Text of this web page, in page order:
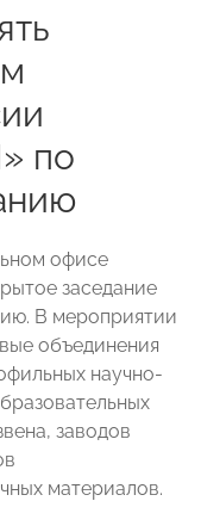
по
офисе
заседание
В мероприятии
объединения
научно-
заводов
материалов.